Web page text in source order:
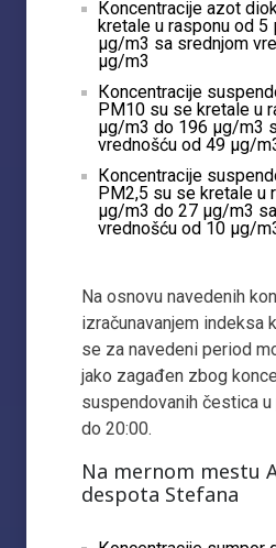
Кoncentracije azot
kretale u rasponu od
µg/m3 sa srednjom
µg/m3
Кoncentracije
PM10 su se kretale u
µg/m3 do 196 µg/m3
vrednošću od 49 µg/
Кoncentracije
PM2,5 su se kretale u
µg/m3 do 27 µg/m3
vrednošću od 10 µg/
Na osnovu navedenih
izračunavanjem indeksa
se za navedeni period
jako zagađen zbog
suspendovanih čestica
do 20:00.
Na mernom mestu
despota Stefana